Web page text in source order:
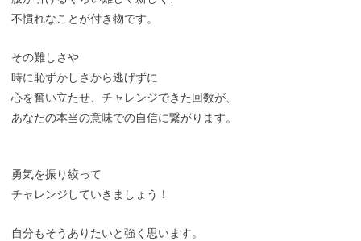
不慣れなことが付き物です。
その難しさや
時に恥ずかしさから逃げずに
心を奮い立たせ、チャレンジできた回数が、
あなたの本当の意味での自信に繋がります。
勇気を振り絞って
チャレンジしていきましょう！
自分もそうありたいと強く思います。